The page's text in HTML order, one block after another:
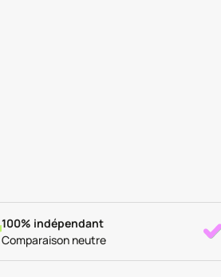
100% indépendant
Comparaison neutre